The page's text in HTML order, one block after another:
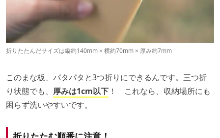
折りたたんだサイズは縦約140mm × 横約70mm × 厚み約7mm
このまな板、パタパタと3つ折りにできるんです。三つ折
り状態でも、 厚みは1cm以下 ！ これなら、収納場所にも
困らず洗いやすいです。